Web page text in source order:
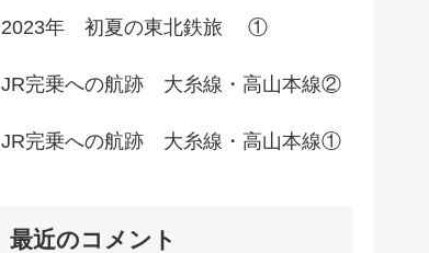
2023年 初夏の東北鉄旅 ①
JR完乗への航跡 大糸線・高山本線②
JR完乗への航跡 大糸線・高山本線①
最近のコメント